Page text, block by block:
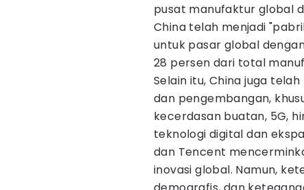
pusat manufaktur global
China telah menjadi
untuk pasar global
28 persen dari total
Selain itu, China juga
dan pengembangan,
kecerdasan buatan, 5G,
teknologi digital dan
dan Tencent
inovasi global. Namun,